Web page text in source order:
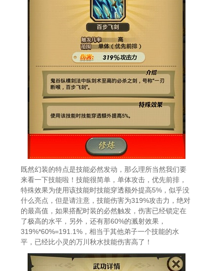
既然幻装的特点是技能必然发动，那么理所当然我们要
来看一下技能啦！技能很简单，单体攻击，优先前排，
特殊效果为使用该技能时技能穿透额外提高5%，似乎没
什么亮点，但是请注意，技能伤害为319%攻击力，绝对
的最高值，如果搭配时装的必然触发，伤害已经锁定在
了极高的水平，另外，还有那60%的溅射效果，
319%*60%=191.1%，相当于其他弟子一个技能的水
平，已经比小灵的万川秋水技能伤害高了！